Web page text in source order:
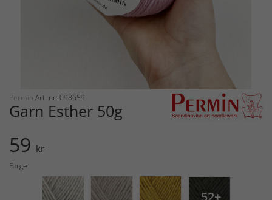
Permin Art. nr: 098659
Garn Esther 50g
59 kr
Farge